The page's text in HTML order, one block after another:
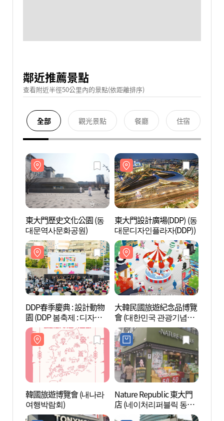
鄰近推薦景點
查看附近半徑50公里內的景點(依距離排序)
全部 觀光景點 餐廳 住宿
東大門歷史文化公園 (동
대문역사문화공원)
東大門設計廣場(DDP) (동
대문디자인플라자(DDP))
DDP春季慶典 : 設計動物
園 (DDP 봄축제 : 디자인
동물원)
大韓民國旅遊紀念品博覽
會 (대한민국 관광기념품
박람회)
韓國旅遊博覽會 (내나라
여행박람회)
Nature Republic 東大門
店 (네이처리퍼블릭 동대